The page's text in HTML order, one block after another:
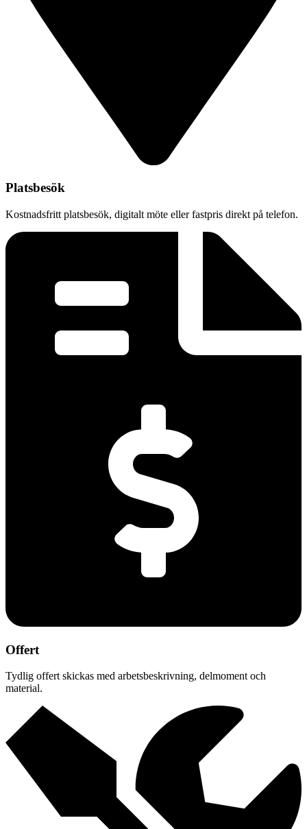
Platsbesök
Kostnadsfritt platsbesök, digitalt möte eller fastpris direkt på telefon.
Offert
Tydlig offert skickas med arbetsbeskrivning, delmoment och
material.